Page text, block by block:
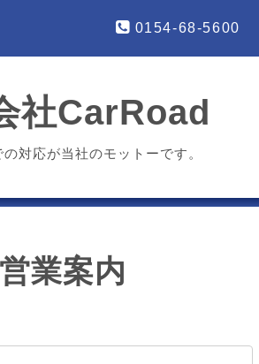
0154-68-5600
社CarRoad
対応が当社のモットーです。
営業案内